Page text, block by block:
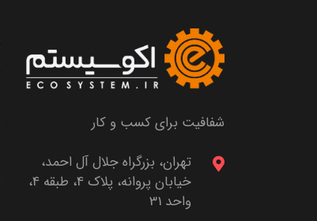
شفافیت برای کسب و کار
تهران، بزرگراه جلال آل احمد،
خیابان پروانه، پلاک 4، طبقه 4،
واحد 31